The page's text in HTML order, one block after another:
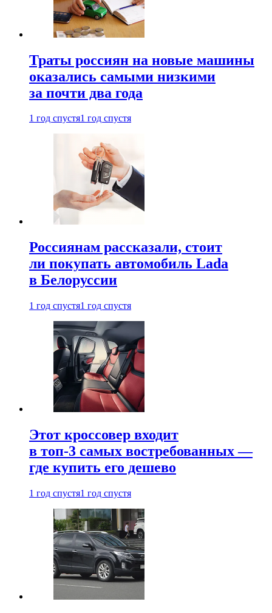
Траты россиян на новые машины
оказались самыми низкими
за почти два года
1 год спустя1 год спустя
Россиянам рассказали, стоит
ли покупать автомобиль Lada
в Белоруссии
1 год спустя1 год спустя
Этот кроссовер входит
в топ-3 самых востребованных —
где купить его дешево
1 год спустя1 год спустя